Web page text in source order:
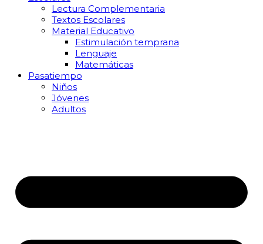
Lectura Complementaria
Textos Escolares
Material Educativo
Estimulación temprana
Lenguaje
Matemáticas
Pasatiempo
Niños
Jóvenes
Adultos